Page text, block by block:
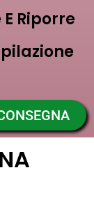
Riporre